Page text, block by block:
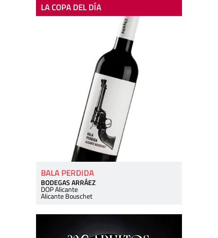
LA COPA DEL DÍA
BALA PERDIDA
BODEGAS ARRÁEZ
DOP Alicante
Alicante Bouschet